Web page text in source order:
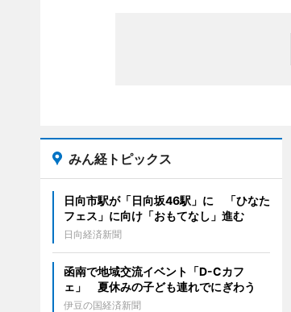
みん経トピックス
日向市駅が「日向坂46駅」に 「ひなた
フェス」に向け「おもてなし」進む
日向経済新聞
函南で地域交流イベント「D-Cカフ
ェ」 夏休みの子ども連れでにぎわう
伊豆の国経済新聞